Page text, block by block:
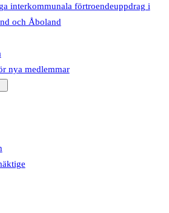
interkommunala förtroendeuppdrag i
och Åboland
nya medlemmar